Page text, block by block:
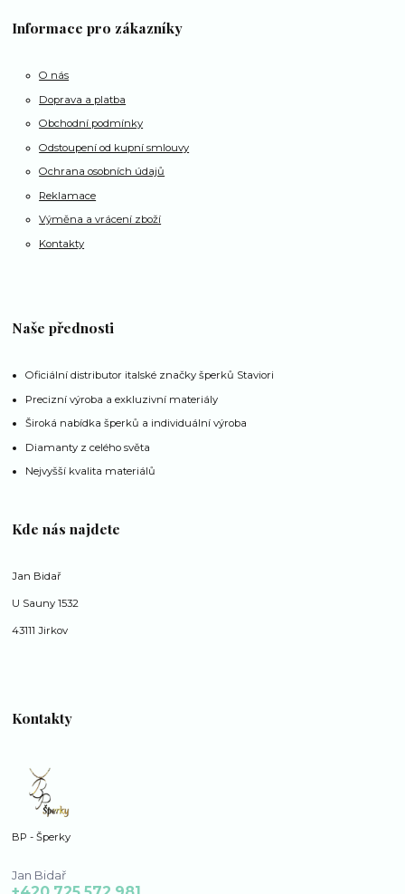
Informace pro zákazníky
O nás
Doprava a platba
Obchodní podmínky
Odstoupení od kupní smlouvy
Ochrana osobních údajů
Reklamace
Výměna a vrácení zboží
Kontakty
Naše přednosti
Oficiální distributor italské značky šperků Staviori
Precizní výroba a exkluzivní materiály
Široká nabídka šperků a individuální výroba
Diamanty z celého světa
Nejvyšší kvalita materiálů
Kde nás najdete
Jan Bidař
U Sauny 1532
43111 Jirkov
Kontakty
BP - Šperky
Jan Bidař